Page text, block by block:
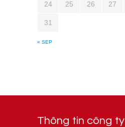
« SEP
24 25 26 27
31
Thông tin công ty